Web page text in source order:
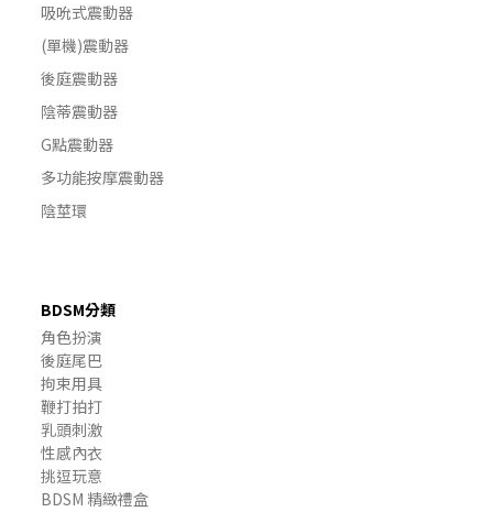
吸吮式震動器
(單機)震動器
後庭震動器
陰蒂震動器
G點震動器
多功能按摩震動器
陰莖環
BDSM分類
角色扮演
後庭尾巴
拘束用具
鞭打拍打
乳頭刺激
性感內衣
挑逗玩意
BDSM 精緻禮盒